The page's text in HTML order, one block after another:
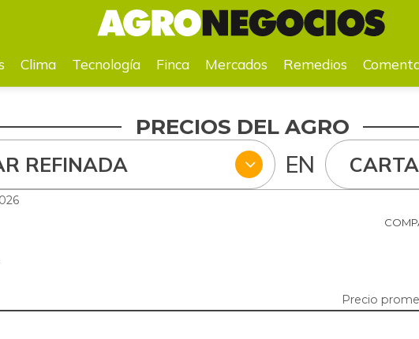
Mercados Remedios Comentarios Agenda
Clima Tecnología Finca Mercados Remedios
PRECIOS DEL AGRO
REFINADA EN
Precio